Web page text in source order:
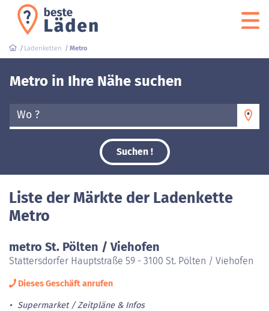
Ladenketten Metro
Metro in Ihre Nähe suchen
Wo ?
Suchen !
Liste der Märkte der Ladenkette
Metro
metro St. Pölten / Viehofen
Stattersdorfer Hauptstraße 59 - 3100 St. Pölten / Viehofen
Dieses Geschäft anrufen
Supermarket Zeitpläne & Infos